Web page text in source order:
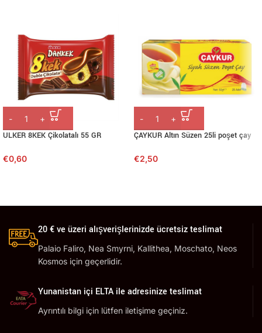
ULKER 8KEK Çikolatalı 55 GR
€0,60
ÇAYKUR Altın Süzen 25li poşet çay
€2,50
20 € ve üzeri alışverişlerinizde ücretsiz teslimat
Palaio Faliro, Nea Smyrni, Kallithea, Moschato, Neos
Kosmos için geçerlidir.
Yunanistan içi ELTA ile adresinize teslimat
Ayrıntılı bilgi için lütfen iletişime geçiniz.